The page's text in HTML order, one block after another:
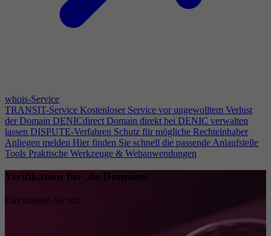
whois-Service
TRANSIT-Service Kostenloser Service vor ungewolltem Verlust
der Domain DENICdirect Domain direkt bei DENIC verwalten
lassen DISPUTE-Verfahren Schutz für mögliche Rechteinhaber
Anliegen melden Hier finden Sie schnell die passende Anlaufstelle
Tools Praktische Werkzeuge & Webanwendungen
Verifikation für .de-Domains
Das müssen Sie tun